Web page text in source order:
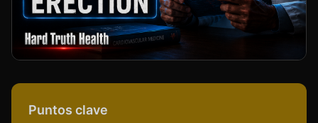
Puntos clave